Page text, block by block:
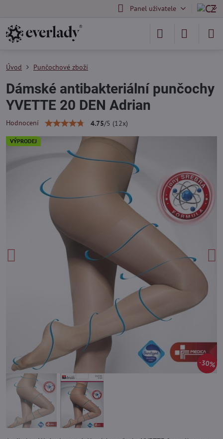
Panel uživatele
VÝPRODEJ
30%
Úvod Punčochové zboží
Dámské antibakteriální punčochy
YVETTE 20 DEN Adrian
Hodnocení 4.75/5 (12x)